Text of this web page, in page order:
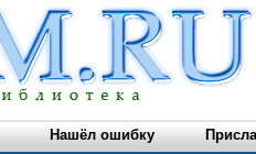
Нашёл ошибку